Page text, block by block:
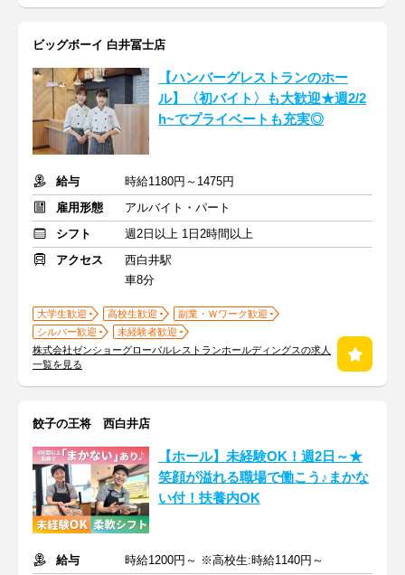
ビッグボーイ 白井冨士店
【ハンバーグレストランのホー
ル】〈初バイト〉も大歓迎★週2/2
h~でプライベートも充実◎
給与
時給1180円～1475円
雇用形態
アルバイト・パート
シフト
週2日以上 1日2時間以上
アクセス
西白井駅
車8分
大学生歓迎 高校生歓迎
副業・Ｗワーク歓迎
シルバー歓迎
未経験者歓迎
株式会社ゼンショーグローバルレストランホールディングスの求人
一覧を見る
餃子の王将 西白井店
【ホール】未経験OK！週2日～★
笑顔が溢れる職場で働こう♪まかな
い付！扶養内OK
給与
時給1200円～ ※高校生:時給1140円～